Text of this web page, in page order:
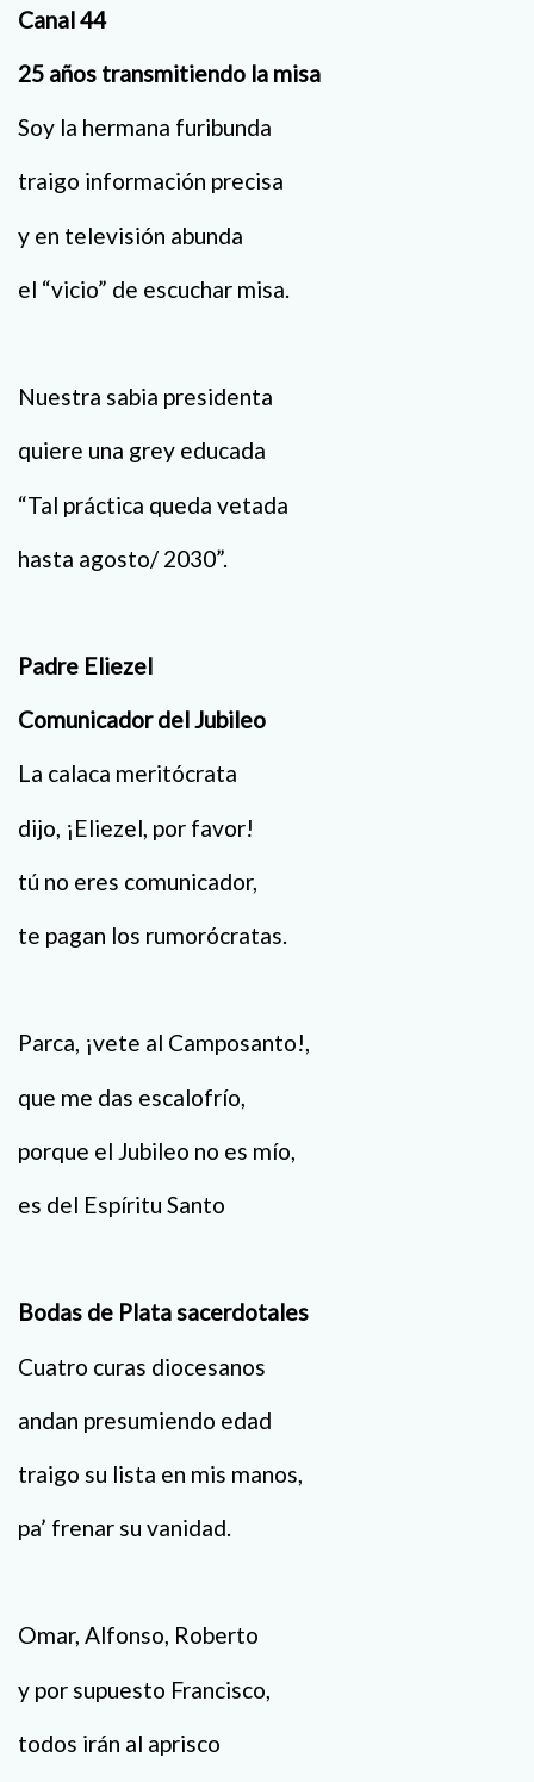
Canal 44
25 años transmitiendo la misa
Soy la hermana furibunda
traigo información precisa
y en televisión abunda
el “vicio” de escuchar misa.
Nuestra sabia presidenta
quiere una grey educada
“Tal práctica queda vetada
hasta agosto/ 2030”.
Padre Eliezel
Comunicador del Jubileo
La calaca meritócrata
dijo, ¡Eliezel, por favor!
tú no eres comunicador,
te pagan los rumorócratas.
Parca, ¡vete al Camposanto!,
que me das escalofrío,
porque el Jubileo no es mío,
es del Espíritu Santo
Bodas de Plata sacerdotales
Cuatro curas diocesanos
andan presumiendo edad
traigo su lista en mis manos,
pa’ frenar su vanidad.
Omar, Alfonso, Roberto
y por supuesto Francisco,
todos irán al aprisco